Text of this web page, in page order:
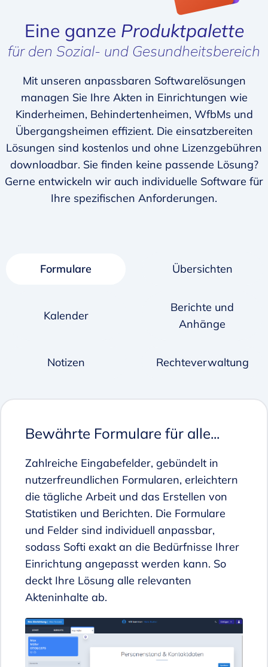
Eine ganze Produktpalette
für den Sozial- und Gesundheitsbereich
Mit unseren anpassbaren Softwarelösungen
managen Sie Ihre Akten in Einrichtungen wie
Kinderheimen, Behindertenheimen, WfbMs und
Übergangsheimen effizient. Die einsatzbereiten
Lösungen sind kostenlos und ohne Lizenzgebühren
downloadbar. Sie finden keine passende Lösung?
Gerne entwickeln wir auch individuelle Software für
Ihre spezifischen Anforderungen.
Formulare Übersichten
Kalender
Berichte und
Anhänge
Notizen Rechteverwaltung
Bewährte Formulare für alle...
Zahlreiche Eingabefelder, gebündelt in
nutzerfreundlichen Formularen, erleichtern
die tägliche Arbeit und das Erstellen von
Statistiken und Berichten. Die Formulare
und Felder sind individuell anpassbar,
sodass Softi exakt an die Bedürfnisse Ihrer
Einrichtung angepasst werden kann. So
deckt Ihre Lösung alle relevanten
Akteninhalte ab.